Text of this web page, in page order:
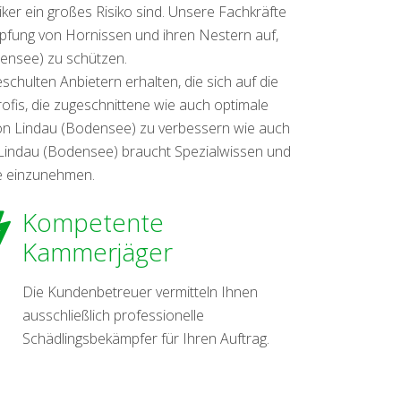
ein großes Risiko sind. Unsere Fachkräfte
von Hornissen und ihren Nestern auf,
zu schützen.
Anbietern erhalten, die sich auf die
die zugeschnittene wie auch optimale
Lindau (Bodensee) zu verbessern wie auch
(Bodensee) braucht Spezialwissen und
einzunehmen.
Kompetente
Kammerjäger
Die Kundenbetreuer vermitteln Ihnen
ausschließlich professionelle
Schädlingsbekämpfer für Ihren Auftrag.